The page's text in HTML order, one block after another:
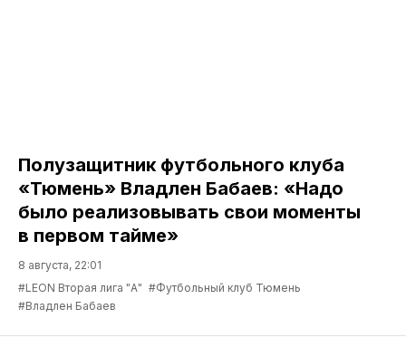
Полузащитник футбольного клуба
«Тюмень» Владлен Бабаев: «Надо
было реализовывать свои моменты
в первом тайме»
8 августа, 22:01
#LEON Вторая лига "А" #Футбольный клуб Тюмень
#Владлен Бабаев